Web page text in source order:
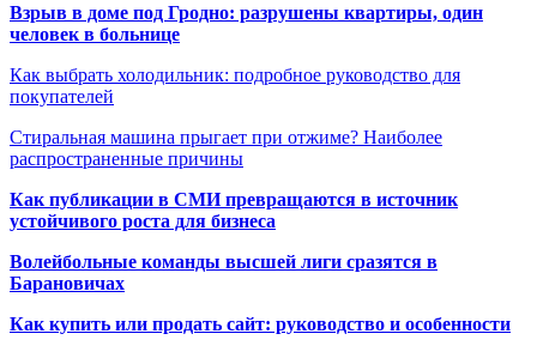
Взрыв в доме под Гродно: разрушены квартиры, один
человек в больнице
Как выбрать холодильник: подробное руководство для
покупателей
Стиральная машина прыгает при отжиме? Наиболее
распространенные причины
Как публикации в СМИ превращаются в источник
устойчивого роста для бизнеса
Волейбольные команды высшей лиги сразятся в
Барановичах
Как купить или продать сайт: руководство и особенности